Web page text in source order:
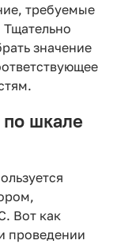
требуемые
значение
по шкале
Вот как
проведении